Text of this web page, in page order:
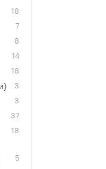
18
7
8
14
18
3
3
37
18
5